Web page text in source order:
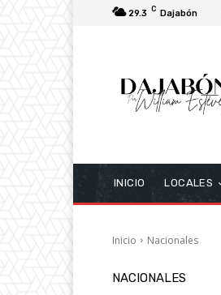
29.3 C Dajabón
INICIO LOCALES
Inicio Nacionales
NACIONALES